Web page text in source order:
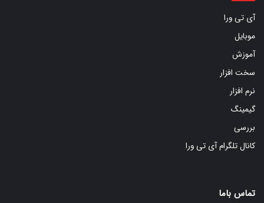
آی تی ورا
موبایل
آموزش
سخت افزار
نرم افزار
گیمینگ
بررسی
کانال تلگرام آی تی ورا
تماس باما